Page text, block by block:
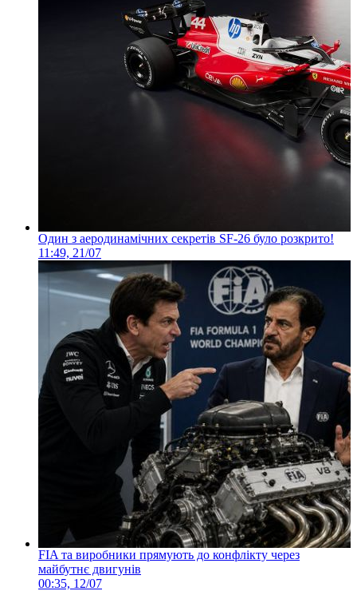
Один з аеродинамічних секретів SF-26 було розкрито!
11:49, 21/07
FIA та виробники прямують до конфлікту через
майбутнє двигунів
00:35, 12/07